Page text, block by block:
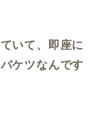
いて、即座に
ケツなんです